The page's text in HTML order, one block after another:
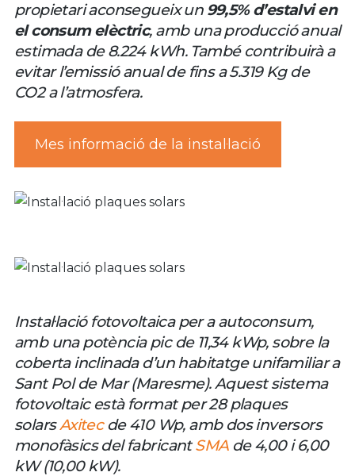
propietari aconsegueix un 99,5% d’estalvi en
el consum elèctric, amb una producció anual
estimada de 8.224 kWh. També contribuirà a
evitar l’emissió anual de fins a 5.319 Kg de
CO2 a l’atmosfera.
Mes informació de la instal·lació
Instal·lació fotovoltaica per a autoconsum,
amb una potència pic de 11,34 kWp, sobre la
coberta inclinada d’un habitatge unifamiliar a
Sant Pol de Mar (Maresme). Aquest sistema
fotovoltaic està format per 28 plaques
solarsAxitec de 410 Wp, amb dos inversors
monofàsics del fabricantSMA de 4,00 i 6,00
kW (10,00 kW).